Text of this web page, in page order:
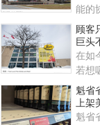
能的
华将
的
顾客
巨头
在如
若想
突出
魁省
上
魁省